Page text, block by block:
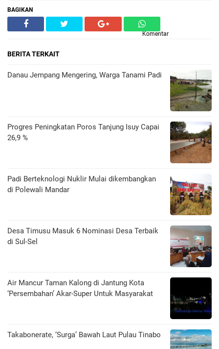
BAGIKAN
Komentar
BERITA TERKAIT
Danau Jempang Mengering, Warga Tanami Padi
Progres Peningkatan Poros Tanjung Isuy Capai
26,9 %
Padi Berteknologi Nuklir Mulai dikembangkan
di Polewali Mandar
Desa Timusu Masuk 6 Nominasi Desa Terbaik
di Sul-Sel
Air Mancur Taman Kalong di Jantung Kota
‘Persembahan’ Akar-Super Untuk Masyarakat
Takabonerate, ‘Surga’ Bawah Laut Pulau Tinabo